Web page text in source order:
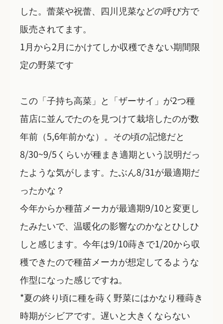
した。蕾菜や祝蕾、四川児菜などの呼び方で
販売されてます。
1月から2月にかけてしか収穫できない期間限
定の野菜です
この「子持ち高菜」と「ザーサイ」が2つ種
苗店に並んでたのを見つけて栽培したのが数
年前（5,6年前かな）。その頃の記憶だと
8/30~9/5くらいが種まき適期という説明だっ
たような気がします。たぶん8/31が最適期だ
ったかな？
今年からか種苗メーカが最適期9/10と変更し
たみたいで、温暖化の影響なのかなとひしひ
しと感じます。今年は9/10蒔きで1/20から収
穫できたので種苗メーカが想定してるような
作型になった感じですね。
*夏の終り頃に種を蒔く野菜にはかなり種蒔き
時期がシビアです。遅いと大きくならない